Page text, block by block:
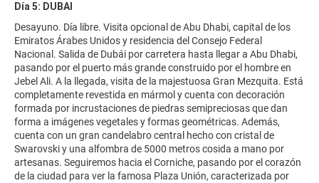
Día 5: DUBAI
Desayuno. Día libre. Visita opcional de Abu Dhabi, capital de los
Emiratos Árabes Unidos y residencia del Consejo Federal
Nacional. Salida de Dubái por carretera hasta llegar a Abu Dhabi,
pasando por el puerto más grande construido por el hombre en
Jebel Ali. A la llegada, visita de la majestuosa Gran Mezquita. Está
completamente revestida en mármol y cuenta con decoración
formada por incrustaciones de piedras semipreciosas que dan
forma a imágenes vegetales y formas geométricas. Además,
cuenta con un gran candelabro central hecho con cristal de
Swarovski y una alfombra de 5000 metros cosida a mano por
artesanas. Seguiremos hacia el Corniche, pasando por el corazón
de la ciudad para ver la famosa Plaza Unión, caracterizada por